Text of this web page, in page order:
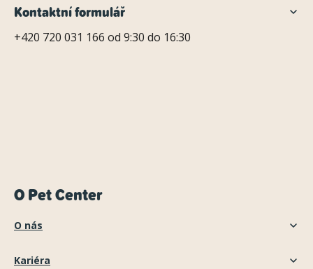
Kontaktní formulář
+420 720 031 166 od 9:30 do 16:30
O Pet Center
O nás
Kariéra